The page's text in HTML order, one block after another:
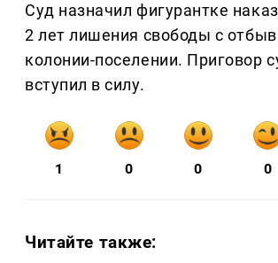
Суд назначил фигурантке
2 лет лишения свободы с
колонии-поселении. Приговор
вступил в силу.
1 0 0 0
Читайте также: